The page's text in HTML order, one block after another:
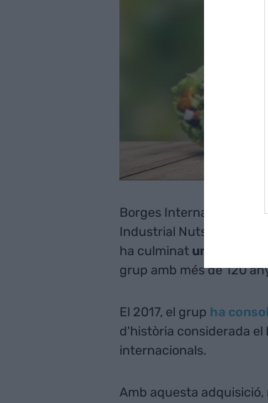
Borges International
Industrial Nuts, Borges
ha culminat un procés
grup amb més de 120
El 2017, el grup ha
d'història considerada el
internacionals.
Amb aquesta